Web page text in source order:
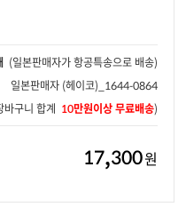
(일본판매자가 항공특송으로 배송)
일본판매자 (헤이코)_1644-0864
바구니 합계 10만원이상 무료배송)
17,300원